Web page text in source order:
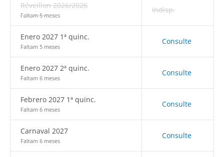
Réveillon 2026/2026
Faltam 5 meses
Indisp.
Enero 2027 1ª quinc.
Faltam 5 meses
Consulte
Enero 2027 2ª quinc.
Faltam 6 meses
Consulte
Febrero 2027 1ª quinc.
Faltam 6 meses
Consulte
Carnaval 2027
Faltam 6 meses
Consulte